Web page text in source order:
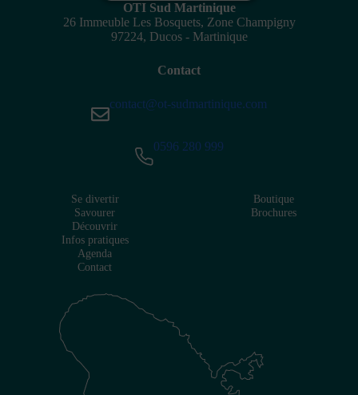
OTI Sud Martinique
26 Immeuble Les Bosquets, Zone Champigny
97224, Ducos - Martinique
Contact
contact@ot-sudmartinique.com
0596 280 999
Se divertir
Savourer
Découvrir
Infos pratiques
Agenda
Contact
Boutique
Brochures